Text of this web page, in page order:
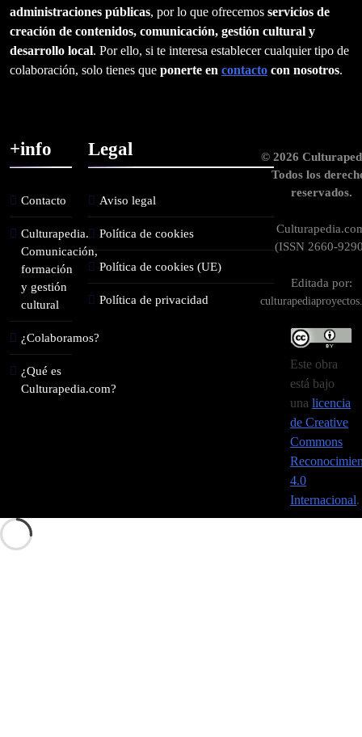
administraciones públicas, por lo que ofrecemos servicios de
creación de contenidos, comunicación, gestión cultural y
desarrollo local. Por ello, si te interesa establecer cualquier tipo de
colaboración, solo tienes que ponerte en contacto con nosotros.
+info
Contacto
Culturapedia.
Comunicación,
formación
y gestión
cultural
¿Colaboramos?
¿Qué es
Culturapedia.com?
Legal
Aviso legal
Política de cookies
Política de cookies (UE)
Política de privacidad
© 2026
Todos los
reservados.
(ISSN 2660-
Editada por:
Este obra
está bajo
unalicencia
de Creative
Commons
4.0
Internacional.